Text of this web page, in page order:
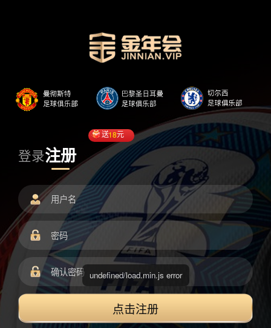
登录注册
送18元
点击注册